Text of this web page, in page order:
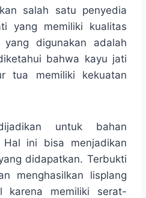
salah satu penyedia
yang memiliki kualitas
digunakan adalah
bahwa kayu jati
tua memiliki kekuatan
untuk bahan
Hal ini bisa menjadikan
didapatkan. Terbukti
menghasilkan lisplang
karena memiliki serat-